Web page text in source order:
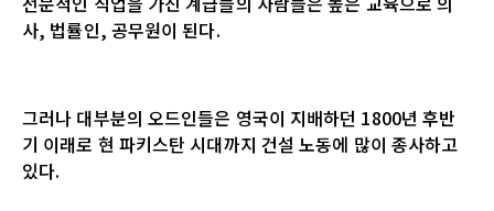
사, 법률인, 공무원이 된다.
그러나 대부분의 오드인들은 영국이 지배하던 1800년 후반
기 이래로 현 파키스탄 시대까지 건설 노동에 많이 종사하고
있다.